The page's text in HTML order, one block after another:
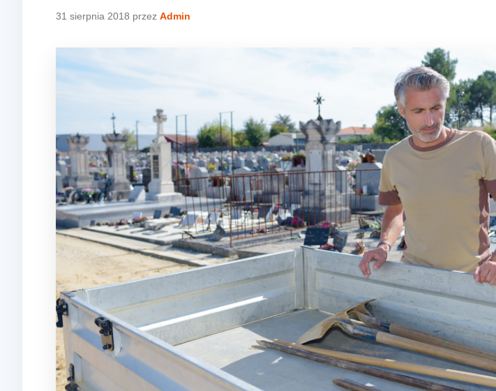
31 sierpnia 2018 przez Admin